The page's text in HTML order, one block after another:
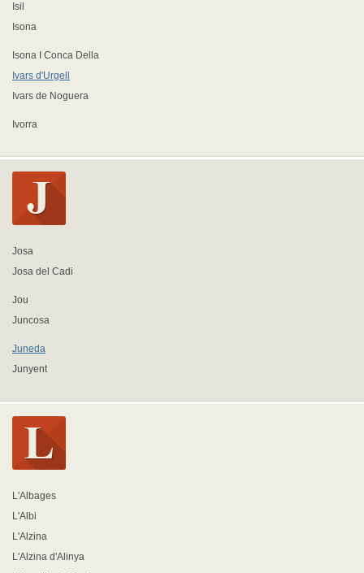
Isil
Isona
Isona I Conca Della
Ivars d'Urgell
Ivars de Noguera
Ivorra
Josa
Josa del Cadi
Jou
Juncosa
Juneda
Junyent
L'Albages
L'Albi
L'Alzina
L'Alzina d'Alinya